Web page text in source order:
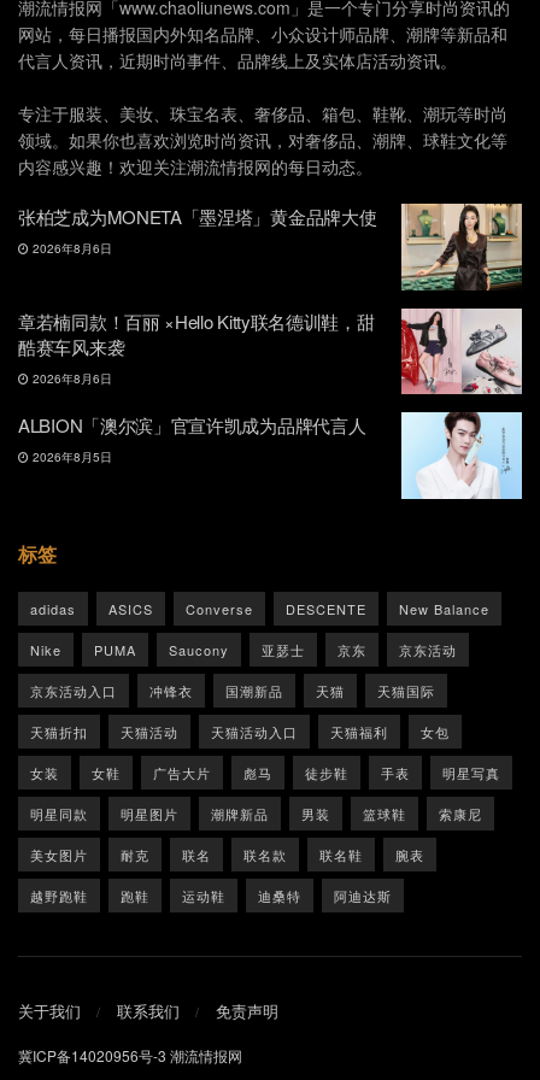
潮流情报网「www.chaoliunews.com」是一个专门分享时尚资讯的
网站，每日播报国内外知名品牌、小众设计师品牌、潮牌等新品和
代言人资讯，近期时尚事件、品牌线上及实体店活动资讯。
专注于服装、美妆、珠宝名表、奢侈品、箱包、鞋靴、潮玩等时尚
领域。如果你也喜欢浏览时尚资讯，对奢侈品、潮牌、球鞋文化等
内容感兴趣！欢迎关注潮流情报网的每日动态。
张柏芝成为MONETA「墨涅塔」黄金品牌大使
2026年8月6日
章若楠同款！百丽 ×Hello Kitty联名德训鞋，甜
酷赛车风来袭
2026年8月6日
ALBION「澳尔滨」官宣许凯成为品牌代言人
2026年8月5日
标签
adidas ASICS Converse DESCENTE New Balance
Nike PUMA Saucony 亚瑟士 京东 京东活动
京东活动入口 冲锋衣 国潮新品 天猫 天猫国际
天猫折扣 天猫活动 天猫活动入口 天猫福利 女包
女装 女鞋 广告大片 彪马 徒步鞋 手表 明星写真
明星同款 明星图片 潮牌新品 男装 篮球鞋 索康尼
美女图片 耐克 联名 联名款 联名鞋 腕表
越野跑鞋 跑鞋 运动鞋 迪桑特 阿迪达斯
关于我们 联系我们 免责声明
冀ICP备14020956号-3 潮流情报网